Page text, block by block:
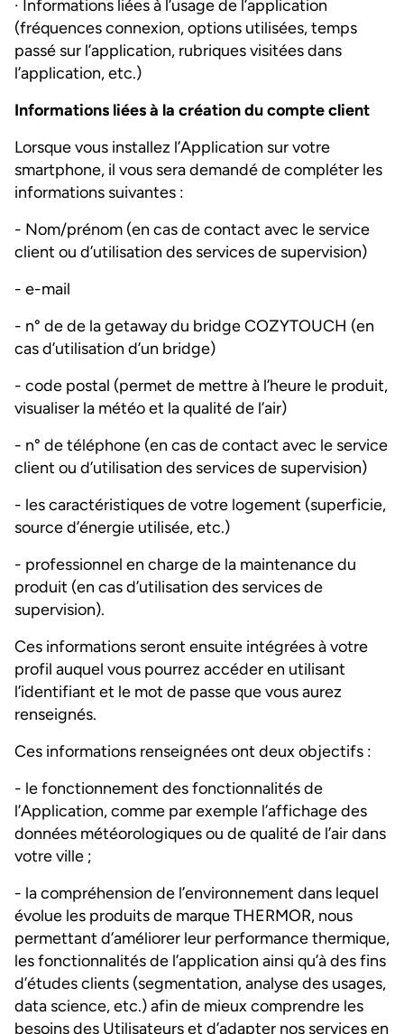
· Informations liées à l’usage de l’application
(fréquences connexion, options utilisées, temps
passé sur l’application, rubriques visitées dans
l’application, etc.)
Informations liées à la création du compte client
Lorsque vous installez l’Application sur votre
smartphone, il vous sera demandé de compléter les
informations suivantes :
- Nom/prénom (en cas de contact avec le service
client ou d’utilisation des services de supervision)
- e-mail
- n° de de la getaway du bridge COZYTOUCH (en
cas d’utilisation d’un bridge)
- code postal (permet de mettre à l’heure le produit,
visualiser la météo et la qualité de l’air)
- n° de téléphone (en cas de contact avec le service
client ou d’utilisation des services de supervision)
- les caractéristiques de votre logement (superficie,
source d’énergie utilisée, etc.)
- professionnel en charge de la maintenance du
produit (en cas d’utilisation des services de
supervision).
Ces informations seront ensuite intégrées à votre
profil auquel vous pourrez accéder en utilisant
l’identifiant et le mot de passe que vous aurez
renseignés.
Ces informations renseignées ont deux objectifs :
- le fonctionnement des fonctionnalités de
l’Application, comme par exemple l’affichage des
données météorologiques ou de qualité de l’air dans
votre ville ;
- la compréhension de l’environnement dans lequel
évolue les produits de marque THERMOR, nous
permettant d’améliorer leur performance thermique,
les fonctionnalités de l’application ainsi qu’à des fins
d’études clients (segmentation, analyse des usages,
data science, etc.) afin de mieux comprendre les
besoins des Utilisateurs et d’adapter nos services en